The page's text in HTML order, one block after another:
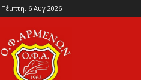
Πέμπτη, 6 Αυγ 2026